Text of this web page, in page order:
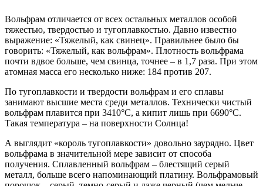
Вольфрам отличается от всех остальных металлов особой
тяжестью, твердостью и тугоплавкостью. Давно известно
выражение: «Тяжелый, как свинец». Правильнее было бы
говорить: «Тяжелый, как вольфрам». Плотность вольфрама
почти вдвое больше, чем свинца, точнее – в 1,7 раза. При этом
атомная масса его несколько ниже: 184 против 207.
По тугоплавкости и твердости вольфрам и его сплавы
занимают высшие места среди металлов. Технически чистый
вольфрам плавится при 3410°C, а кипит лишь при 6690°C.
Такая температура – на поверхности Солнца!
А выглядит «король тугоплавкости» довольно заурядно. Цвет
вольфрама в значительной мере зависит от способа
получения. Сплавленный вольфрам – блестящий серый
металл, больше всего напоминающий платину. Вольфрамовый